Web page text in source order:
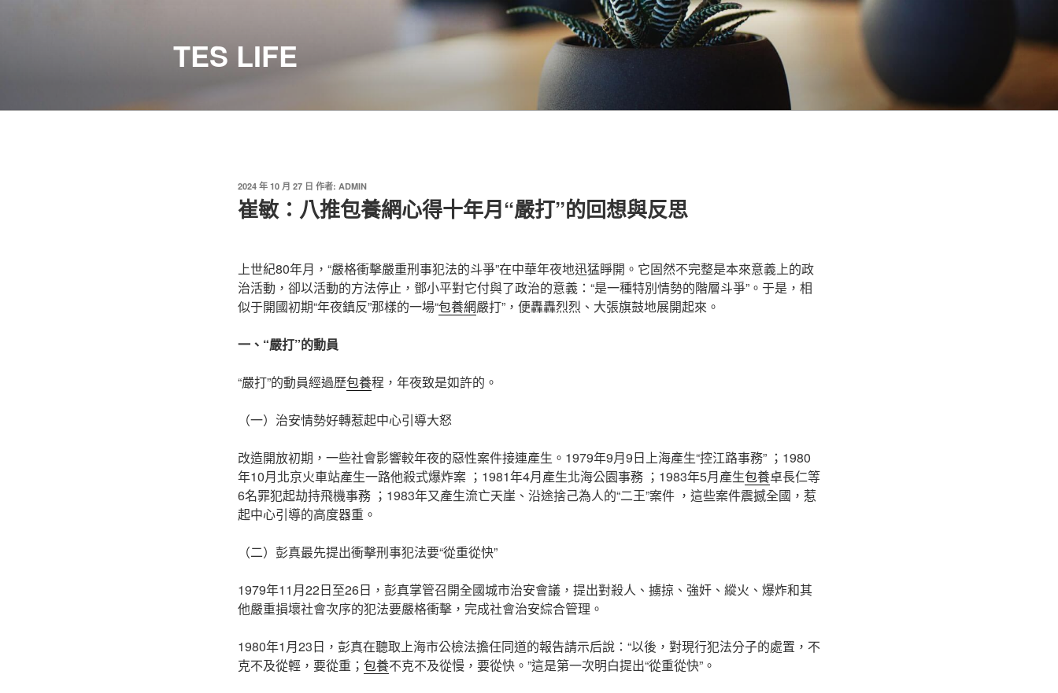
TES LIFE
發
佈
於
2024 年 10 月 27 日 作者: ADMIN
崔敏：八推包養網心得十年月“嚴打”的回想與反思
上世紀80年月，“嚴格衝擊嚴重刑事犯法的斗爭”在中華年夜地迅猛睜開。它固然不完整是本來意義上的政
治活動，卻以活動的方法停止，鄧小平對它付與了政治的意義：“是一種特別情勢的階層斗爭”。于是，相
似于開國初期“年夜鎮反”那樣的一場“包養網嚴打”，便轟轟烈烈、大張旗鼓地展開起來。
一、“嚴打”的動員
“嚴打”的動員經過歷包養程，年夜致是如許的。
（一）治安情勢好轉惹起中心引導大怒
改造開放初期，一些社會影響較年夜的惡性案件接連產生。1979年9月9日上海產生“控江路事務” ；1980
年10月北京火車站產生一路他殺式爆炸案 ；1981年4月產生北海公園事務 ；1983年5月產生包養卓長仁等
6名罪犯起劫持飛機事務 ；1983年又產生流亡天崖、沿途捨己為人的“二王”案件 ，這些案件震撼全國，惹
起中心引導的高度器重。
（二）彭真最先提出衝擊刑事犯法要“從重從快”
1979年11月22日至26日，彭真掌管召開全國城市治安會議，提出對殺人、擄掠、強奸、縱火、爆炸和其
他嚴重損壞社會次序的犯法要嚴格衝擊，完成社會治安綜合管理。
1980年1月23日，彭真在聽取上海市公檢法擔任同道的報告請示后說：“以後，對現行犯法分子的處置，不
克不及從輕，要從重； 包養不克不及從慢，要從快。”這是第一次明白提出“從重從快”。